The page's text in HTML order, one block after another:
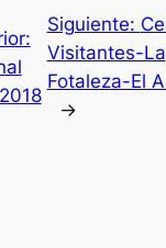
Siguiente:
Visitantes-La
Fotaleza-El
→